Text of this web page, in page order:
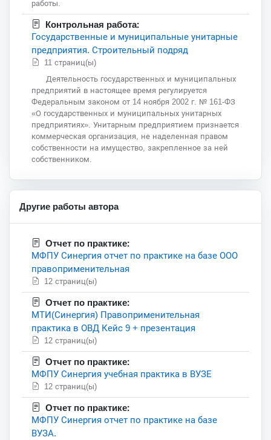
работы.
Контрольная работа:
Государственные и муниципальные унитарные
предприятия. Строительный подряд
11 страниц(ы)
Деятельность государственных и муниципальных
предприятий в настоящее время регулируется
Федеральным законом от 14 ноября 2002 г. № 161-ФЗ
«О государственных и муниципальных унитарных
предприятиях». Унитарным предприятием признается
коммерческая организация, не наделенная правом
собственности на имущество, закрепленное за ней
собственником.
Другие работы автора
Отчет по практике:
МФПУ Синергия отчет по практике на базе ООО
правоприменительная
12 страниц(ы)
Отчет по практике:
МТИ(Синергия) Правоприменительная
практика в ОВД Кейс 9 + презентация
12 страниц(ы)
Отчет по практике:
МФПУ Синергия учебная практика в ВУЗЕ
12 страниц(ы)
Отчет по практике:
МФПУ Синергия отчет по практике на базе
ВУЗА.